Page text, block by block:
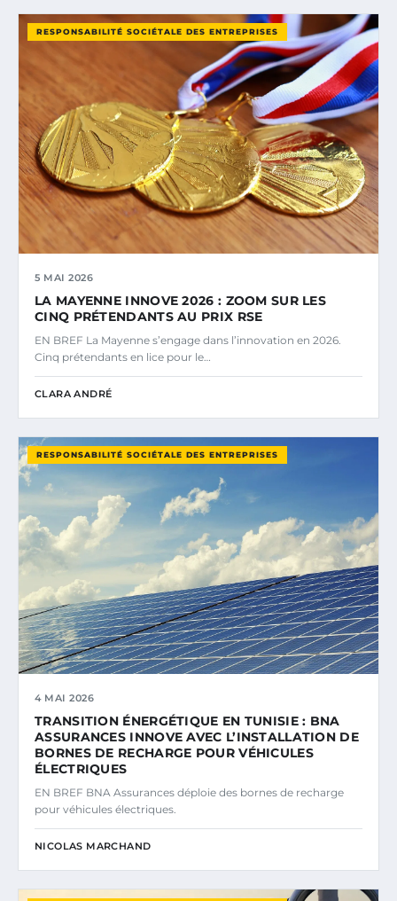
RESPONSABILITÉ SOCIÉTALE DES ENTREPRISES
5 MAI 2026
LA MAYENNE INNOVE 2026 : ZOOM SUR LES
CINQ PRÉTENDANTS AU PRIX RSE
EN BREF La Mayenne s’engage dans l’innovation en 2026.
Cinq prétendants en lice pour le…
CLARA ANDRÉ
RESPONSABILITÉ SOCIÉTALE DES ENTREPRISES
4 MAI 2026
TRANSITION ÉNERGÉTIQUE EN TUNISIE : BNA
ASSURANCES INNOVE AVEC L’INSTALLATION DE
BORNES DE RECHARGE POUR VÉHICULES
ÉLECTRIQUES
EN BREF BNA Assurances déploie des bornes de recharge
pour véhicules électriques.
NICOLAS MARCHAND